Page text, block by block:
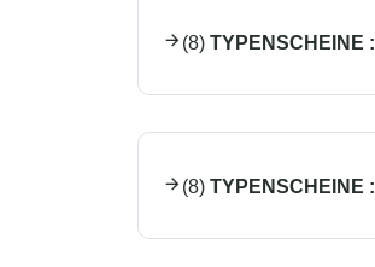
(8) TYPENSCHEINE :
(8) TYPENSCHEINE :